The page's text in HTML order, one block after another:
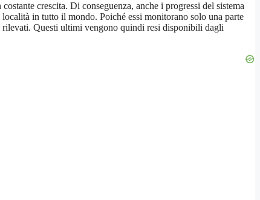
crescita. Di conseguenza, anche i progressi del sistema
in tutto il mondo. Poiché essi monitorano solo una parte
rilevati. Questi ultimi vengono quindi resi disponibili dagli